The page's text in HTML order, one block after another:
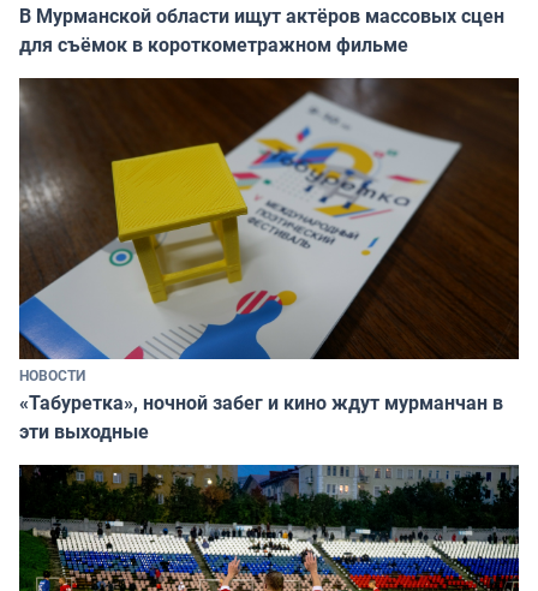
В Мурманской области ищут актёров массовых сцен
для съёмок в короткометражном фильме
НОВОСТИ
«Табуретка», ночной забег и кино ждут мурманчан в
эти выходные